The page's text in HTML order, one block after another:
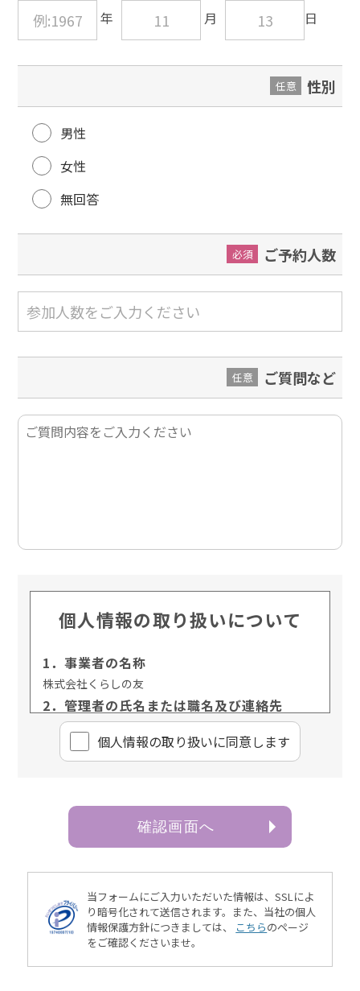
性別
任意
男性
女性
無回答
ご予約人数
必須
ご質問など
任意
個人情報の取り扱いについて
1．事業者の名称
株式会社くらしの友
2．管理者の氏名または職名及び連絡先
管理者名：個人情報保護管理責任者 樋口 佳浩
連絡先：03-3735-3102
3．個人情報の利用目的
るものを含む。以下「書面」という）に記載された個
人情報を直接取得する場合、お客様情報は、お客様の
お問い合わせ・お申込みに関する回答、資料送付、会
員情報の変更等に利用いたします。
4．個人情報の第三者提供
当社は、次に掲げる場合を除き、お客様の個人情報を
第三者に提供することはございません。
（1）ご本人様の同意がある場合
（2）法令に基づく場合
個⼈情報の取り扱いに同意します
確認画面へ
当フォームにご入力いただいた情報は、SSLによ
り暗号化されて送信されます。 また、当社の個人
情報保護方針につきましては、 こちらのページ
をご確認くださいませ。